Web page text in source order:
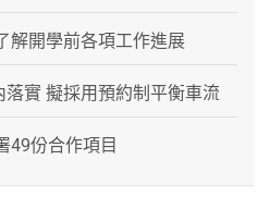
解開學前各項工作進展
實 擬採用預約制平衡車流
49份合作項目